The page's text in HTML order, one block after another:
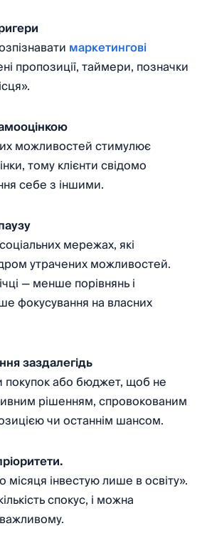
маркетингові
пропозиції, таймери, позначки
можливостей стимулює
тому клієнти свідомо
себе з іншими.
мережах, які
утрачених можливостей.
— менше порівнянь і
фокусування на власних
заздалегідь
покупок або бюджет, щоб не
рішенням, спровокованим
чи останнім шансом.
інвестую лише в освіту».
спокус, і можна